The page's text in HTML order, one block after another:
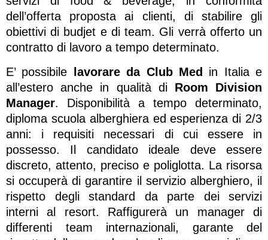
dell’offerta proposta ai clienti, di stabilire gli
obiettivi di budjet e di team. Gli verrà offerto un
contratto di lavoro a tempo determinato.
E’ possibile lavorare da Club Med
in Italia e
all’estero anche in qualità di Room Division
Manager. Disponibilità a tempo determinato,
diploma scuola alberghiera ed esperienza di 2/3
anni: i requisiti necessari di cui essere in
possesso. Il candidato ideale deve essere
discreto, attento, preciso e poliglotta. La risorsa
si occuperà di garantire il servizio alberghiero, il
rispetto degli standard da parte dei servizi
interni al resort. Raffigurerà un manager di
differenti team internazionali, garante del